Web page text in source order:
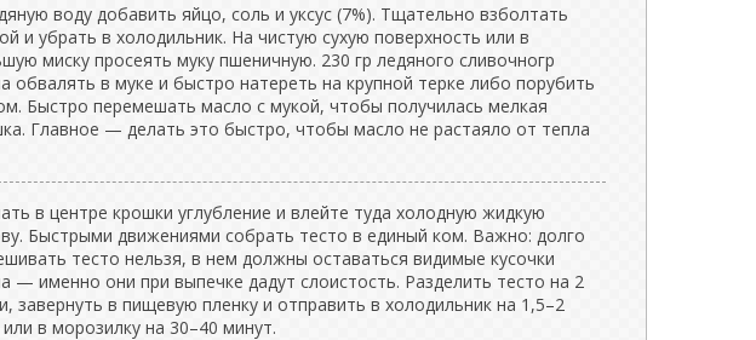
воду добавить яйцо, соль и уксус (7%). Тщательно взболтать
и убрать в холодильник. На чистую сухую поверхность или в
миску просеять муку пшеничную. 230 гр ледяного сливочногр
обвалять в муке и быстро натереть на крупной терке либо порубить
Быстро перемешать масло с мукой, чтобы получилась мелкая
Главное — делать это быстро, чтобы масло не растаяло от тепла
в центре крошки углубление и влейте туда холодную жидкую
Быстрыми движениями собрать тесто в единый ком. Важно: долго
тесто нельзя, в нем должны оставаться видимые кусочки
— именно они при выпечке дадут слоистость. Разделить тесто на 2
завернуть в пищевую пленку и отправить в холодильник на 1,5–2
или в морозилку на 30–40 минут.